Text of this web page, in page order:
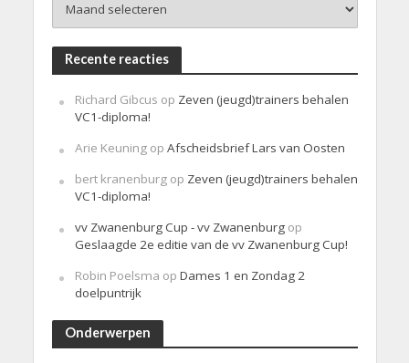
Recente reacties
Richard Gibcus op Zeven (jeugd)trainers behalen
VC1-diploma!
Arie Keuningop Afscheidsbrief Lars van Oosten
bert kranenburgop Zeven (jeugd)trainers behalen
VC1-diploma!
vv Zwanenburg Cup - vv Zwanenburgop
Geslaagde 2e editie van de vv Zwanenburg Cup!
Robin Poelsma op Dames 1 en Zondag 2
doelpuntrijk
Onderwerpen